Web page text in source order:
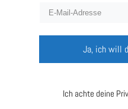
Ja, ich will
Ich achte deine